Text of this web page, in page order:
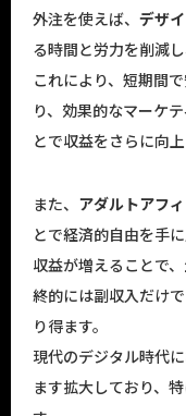
外注を使えば、 デザ
る時間と労力を削減し
これにより、短期間
り、効果的なマーケ
とで収益をさらに向
また、 アダルトアフ
とで経済的自由を手
収益が増えることで
終的には副収入だけ
り得ます。
現代のデジタル時代
ます拡大しており、